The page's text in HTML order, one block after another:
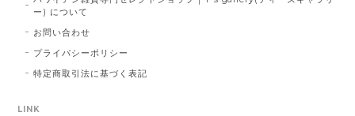
ー) について
お問い合わせ
プライバシーポリシー
特定商取引法に基づく表記
LINK